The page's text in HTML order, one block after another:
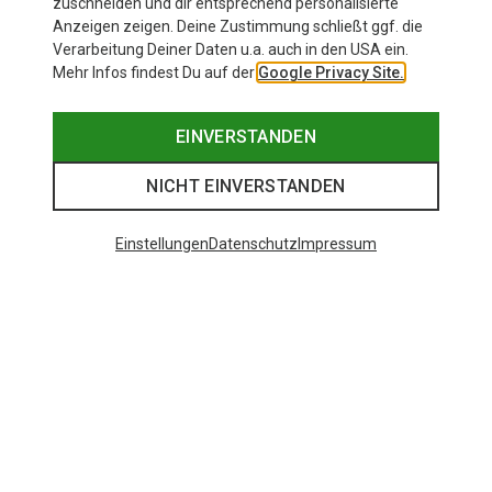
Anzeigen zeigen. Deine Zustimmung schließt ggf. die
Verarbeitung Deiner Daten u.a. auch in den USA ein.
Mehr Infos findest Du auf der Google Privacy Site.
EINVERSTANDEN
NICHT EINVERSTANDEN
EinstellungenDatenschutz Impressum